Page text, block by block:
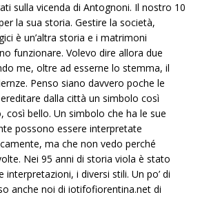
sulla vicenda di Antognoni. Il nostro 10
la sua storia. Gestire la società,
è un’altra storia e i matrimoni
funzionare. Volevo dire allora due
me, oltre ad esserne lo stemma, il
Penso siano davvero poche le
dalla città un simbolo così
così bello. Un simbolo che ha le sue
possono essere interpretate
ma che non vedo perché
Nei 95 anni di storia viola è stato
interpretazioni, i diversi stili. Un po’ di
anche noi di iotifofiorentina.net di